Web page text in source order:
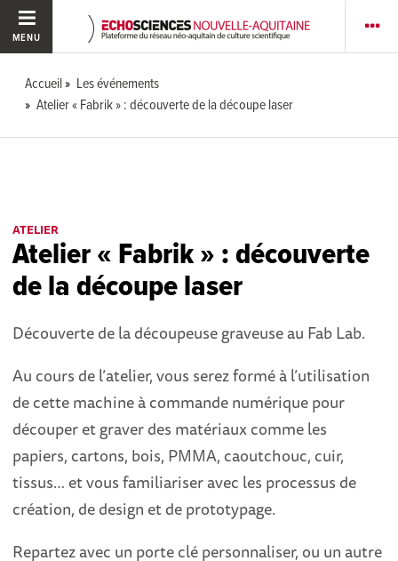
MENU
Accueil
Les événements
Atelier « Fabrik » : découverte de la découpe laser
ATELIER
Atelier « Fabrik » : découverte
de la découpe laser
Découverte de la découpeuse graveuse au Fab Lab.
Au cours de l’atelier, vous serez formé à l’utilisation
de cette machine à commande numérique pour
découper et graver des matériaux comme les
papiers, cartons, bois, PMMA, caoutchouc, cuir,
tissus… et vous familiariser avec les processus de
création, de design et de prototypage.
Repartez avec un porte clé personnaliser, ou un autre